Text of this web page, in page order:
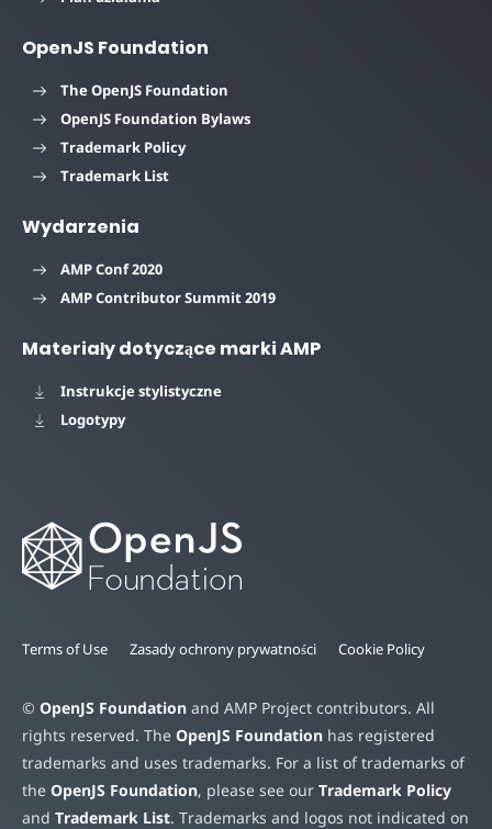
OpenJS Foundation
The OpenJS Foundation
OpenJS Foundation Bylaws
Trademark Policy
Trademark List
Wydarzenia
AMP Conf 2020
AMP Contributor Summit 2019
Materiały dotyczące marki AMP
Instrukcje stylistyczne
Logotypy
Terms of Use Zasady ochrony prywatności Cookie Policy
© OpenJS Foundation and AMP Project contributors. All
rights reserved. The OpenJS Foundation has registered
trademarks and uses trademarks. For a list of trademarks of
the OpenJS Foundation, please see our Trademark Policy
and Trademark List. Trademarks and logos not indicated on